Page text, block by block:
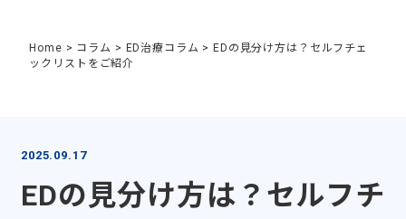
Home > コラム > ED治療コラム > EDの見分け方は？セルフチェ
ックリストをご紹介
2025.09.17
EDの見分け方は？セルフチ